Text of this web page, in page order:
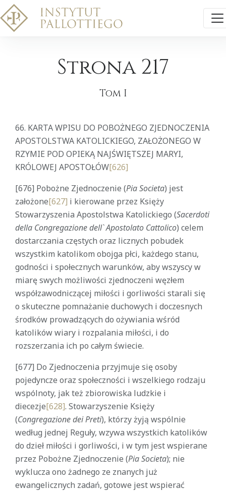
Strona 217
Tom I
66. KARTA WPISU DO POBOŻNEGO ZJEDNOCZENIA
APOSTOLSTWA KATOLICKIEGO, ZAŁOŻONEGO W
RZYMIE POD OPIEKĄ NAJŚWIĘTSZEJ MARYI,
KRÓLOWEJ APOSTOŁÓW[626]
[676] Pobożne Zjednoczenie (Pia Societa) jest
założone[627] i kierowane przez Księży
Stowarzyszenia Apostolstwa Katolickiego (Sacerdoti
della Congregazione dell` Apostolato Cattolico) celem
dostarczania częstych oraz licznych pobudek
wszystkim katolikom obojga płci, każdego stanu,
godności i społecznych warunków, aby wszyscy w
miarę swych możliwości zjednoczeni węzłem
współzawodniczącej miłości i gorliwości starali się
o skuteczne pomnażanie duchowych i doczesnych
środków prowadzących do ożywiania wśród
katolików wiary i rozpalania miłości, i do
rozszerzania ich po całym świecie.
[677] Do Zjednoczenia przyjmuje się osoby
pojedyncze oraz społeczności i wszelkiego rodzaju
wspólnoty, jak też zbiorowiska ludzkie i
diecezje[628]. Stowarzyszenie Księży
(Congregazione dei Preti), którzy żyją wspólnie
według jednej Reguły, wzywa wszystkich katolików
do dzieł miłości i gorliwości, i w tym jest wspierane
przez Pobożne Zjednoczenie (Pia Societa); nie
wyklucza ono żadnego ze znanych już
ewangelicznych zadań, gotowe jest wspierać